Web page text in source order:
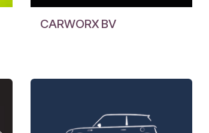
CARWORX BV